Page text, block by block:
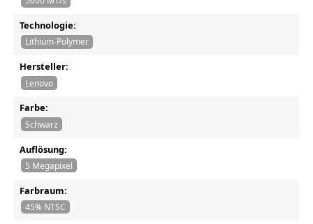
Technologie:
Lithium-Polymer
Hersteller:
Lenovo
Farbe:
Schwarz
Auflösung:
5 Megapixel
Farbraum:
45% NTSC